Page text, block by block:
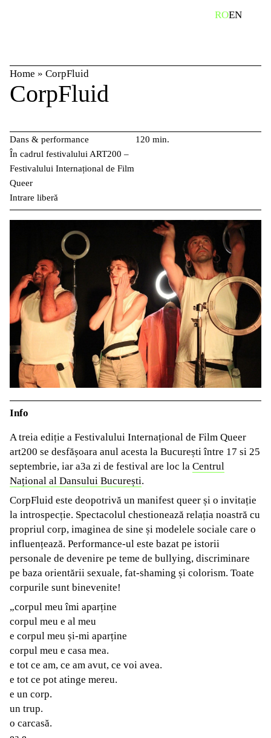
ROEN
Home » CorpFluid
CorpFluid
Dans & performance
În cadrul festivalului ART200 –
Festivalului Internațional de Film
Queer
Intrare liberă
120 min.
Info
A treia ediție a Festivalului Internațional de Film Queer
art200 se desfășoara anul acesta la București între 17 si 25
septembrie, iar a3a zi de festival are loc la Centrul
Național al Dansului București.
CorpFluid este deopotrivă un manifest queer și o invitație
la introspecție. Spectacolul chestionează relația noastră cu
propriul corp, imaginea de sine și modelele sociale care o
influențează. Performance-ul este bazat pe istorii
personale de devenire pe teme de bullying, discriminare
pe baza orientării sexuale, fat-shaming și colorism. Toate
corpurile sunt binevenite!
„corpul meu îmi aparține
corpul meu e al meu
e corpul meu și-mi aparține
corpul meu e casa mea.
e tot ce am, ce am avut, ce voi avea.
e tot ce pot atinge mereu.
e un corp.
un trup.
o carcasă.